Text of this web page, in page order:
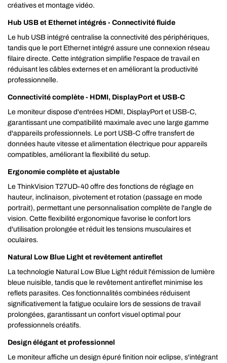
créatives et montage vidéo.
Hub USB et Ethernet intégrés - Connectivité fluide
Le hub USB intégré centralise la connectivité des périphériques,
tandis que le port Ethernet intégré assure une connexion réseau
filaire directe. Cette intégration simplifie l'espace de travail en
réduisant les câbles externes et en améliorant la productivité
professionnelle.
Connectivité complète - HDMI, DisplayPort et USB-C
Le moniteur dispose d'entrées HDMI, DisplayPort et USB-C,
garantissant une compatibilité maximale avec une large gamme
d'appareils professionnels. Le port USB-C offre transfert de
données haute vitesse et alimentation électrique pour appareils
compatibles, améliorant la flexibilité du setup.
Ergonomie complète et ajustable
Le ThinkVision T27UD-40 offre des fonctions de réglage en
hauteur, inclinaison, pivotement et rotation (passage en mode
portrait), permettant une personnalisation complète de l'angle de
vision. Cette flexibilité ergonomique favorise le confort lors
d'utilisation prolongée et réduit les tensions musculaires et
oculaires.
Natural Low Blue Light et revêtement antireflet
La technologie Natural Low Blue Light réduit l'émission de lumière
bleue nuisible, tandis que le revêtement antireflet minimise les
reflets parasites. Ces fonctionnalités combinées réduisent
significativement la fatigue oculaire lors de sessions de travail
prolongées, garantissant un confort visuel optimal pour
professionnels créatifs.
Design élégant et professionnel
Le moniteur affiche un design épuré finition noir eclipse, s'intégrant